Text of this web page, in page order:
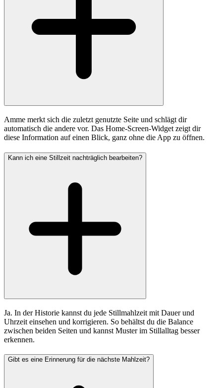
Amme merkt sich die zuletzt genutzte Seite und schlägt dir
automatisch die andere vor. Das Home-Screen-Widget zeigt dir
diese Information auf einen Blick, ganz ohne die App zu öffnen.
Kann ich eine Stillzeit nachträglich bearbeiten?
Ja. In der Historie kannst du jede Stillmahlzeit mit Dauer und
Uhrzeit einsehen und korrigieren. So behältst du die Balance
zwischen beiden Seiten und kannst Muster im Stillalltag besser
erkennen.
Gibt es eine Erinnerung für die nächste Mahlzeit?